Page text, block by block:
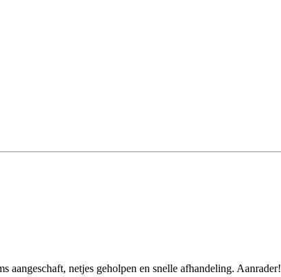
aangeschaft, netjes geholpen en snelle afhandeling. Aanrader!